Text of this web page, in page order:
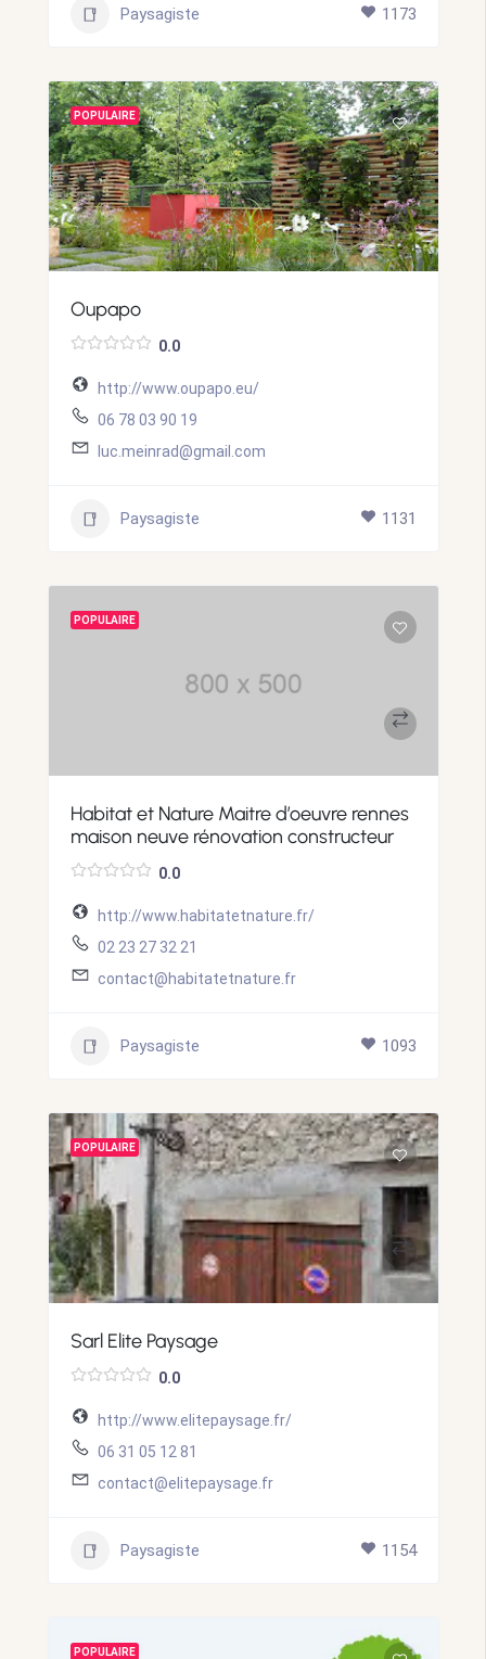
Paysagiste 1173
POPULAIRE
Oupapo
0.0
http://www.oupapo.eu/
06 78 03 90 19
luc.meinrad@gmail.com
Paysagiste 1131
POPULAIRE
Habitat et Nature Maitre d’oeuvre rennes
maison neuve rénovation constructeur
0.0
http://www.habitatetnature.fr/
02 23 27 32 21
contact@habitatetnature.fr
Paysagiste 1093
POPULAIRE
Sarl Elite Paysage
0.0
http://www.elitepaysage.fr/
06 31 05 12 81
contact@elitepaysage.fr
Paysagiste 1154
POPULAIRE